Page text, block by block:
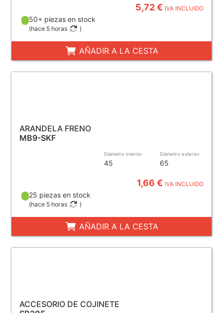
5,72 € IVA INCLUIDO
50+ piezas en stock
(hace 5 horas )
AÑADIR A LA CESTA
ARANDELA FRENO
MB9-SKF
Diámetro interior
45
Diámetro exterior
65
1,66 € IVA INCLUIDO
25 piezas en stock
(hace 5 horas )
AÑADIR A LA CESTA
ACCESORIO DE COJINETE